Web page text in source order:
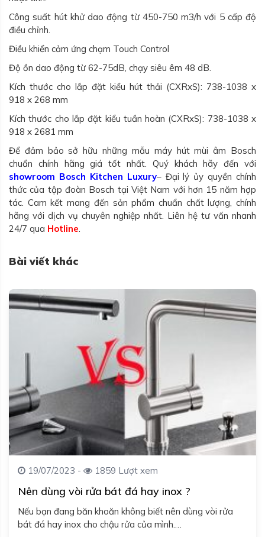
Công suất hút khử dao động từ 450-750 m3/h với 5 cấp độ
điều chỉnh.
Điều khiển cảm ứng chạm Touch Control
Độ ồn dao động từ 62-75dB, chạy siêu êm 48 dB.
Kích thước cho lắp đặt kiểu hút thải (CXRxS): 738-1038 x
918 x 268 mm
Kích thước cho lắp đặt kiểu tuần hoàn (CXRxS): 738-1038 x
918 x 2681 mm
Để đảm bảo sở hữu những mẫu máy hút mùi âm Bosch
chuẩn chính hãng giá tốt nhất. Quý khách hãy đến với
showroom Bosch Kitchen Luxury– Đại lý ủy quyền chính
thức của tập đoàn Bosch tại Việt Nam với hơn 15 năm hợp
tác. Cam kết mang đến sản phẩm chuẩn chất lượng, chính
hãng với dịch vụ chuyên nghiệp nhất. Liên hệ tư vấn nhanh
24/7 qua Hotline
Bài viết khác
19/07/2023 - 1859 Lượt xem
Nên dùng vòi rửa bát đá hay inox ?
Nếu bạn đang băn khoăn không biết nên dùng vòi rửa
bát đá hay inox cho chậu rửa của mình.…